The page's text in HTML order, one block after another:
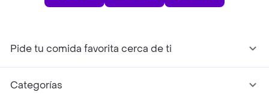
Pide tu comida favorita cerca de ti
Categorías